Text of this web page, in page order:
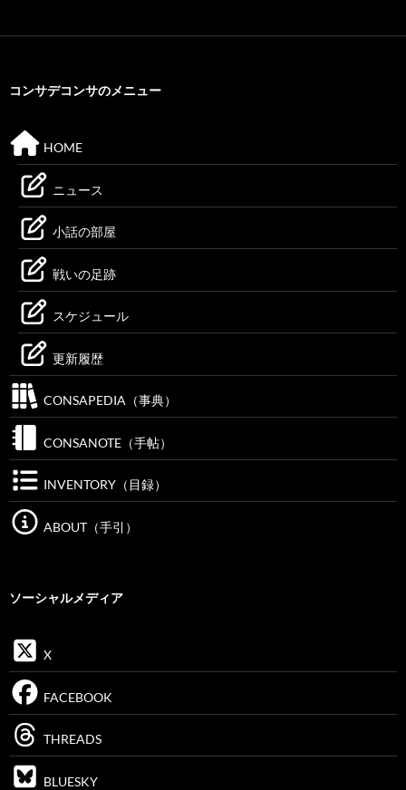
コンサデコンサのメニュー
HOME
ニュース
小話の部屋
戦いの足跡
スケジュール
更新履歴
CONSAPEDIA（事典）
CONSANOTE（手帖）
INVENTORY（目録）
ABOUT（手引）
ソーシャルメディア
X
FACEBOOK
THREADS
BLUESKY